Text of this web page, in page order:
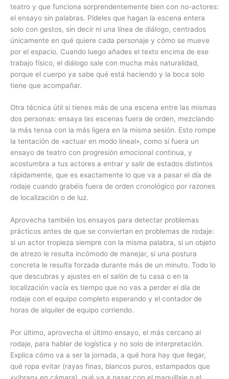
teatro y que funciona sorprendentemente bien con no-actores:
el ensayo sin palabras. Pídeles que hagan la escena entera
solo con gestos, sin decir ni una línea de diálogo, centrados
únicamente en qué quiere cada personaje y cómo se mueve
por el espacio. Cuando luego añades el texto encima de ese
trabajo físico, el diálogo sale con mucha más naturalidad,
porque el cuerpo ya sabe qué está haciendo y la boca solo
tiene que acompañar.
Otra técnica útil si tienes más de una escena entre las mismas
dos personas: ensaya las escenas fuera de orden, mezclando
la más tensa con la más ligera en la misma sesión. Esto rompe
la tentación de «actuar en modo lineal», como si fuera un
ensayo de teatro con progresión emocional continua, y
acostumbra a tus actores a entrar y salir de estados distintos
rápidamente, que es exactamente lo que va a pasar el día de
rodaje cuando grabéis fuera de orden cronológico por razones
de localización o de luz.
Aprovecha también los ensayos para detectar problemas
prácticos antes de que se conviertan en problemas de rodaje:
si un actor tropieza siempre con la misma palabra, si un objeto
de atrezo le resulta incómodo de manejar, si una postura
concreta le resulta forzada durante más de un minuto. Todo lo
que descubras y ajustes en el salón de tu casa o en la
localización vacía es tiempo que no vas a perder el día de
rodaje con el equipo completo esperando y el contador de
horas de alquiler de equipo corriendo.
Por último, aprovecha el último ensayo, el más cercano al
rodaje, para hablar de logística y no solo de interpretación.
Explica cómo va a ser la jornada, a qué hora hay que llegar,
qué ropa evitar (rayas finas, blancos puros, estampados que